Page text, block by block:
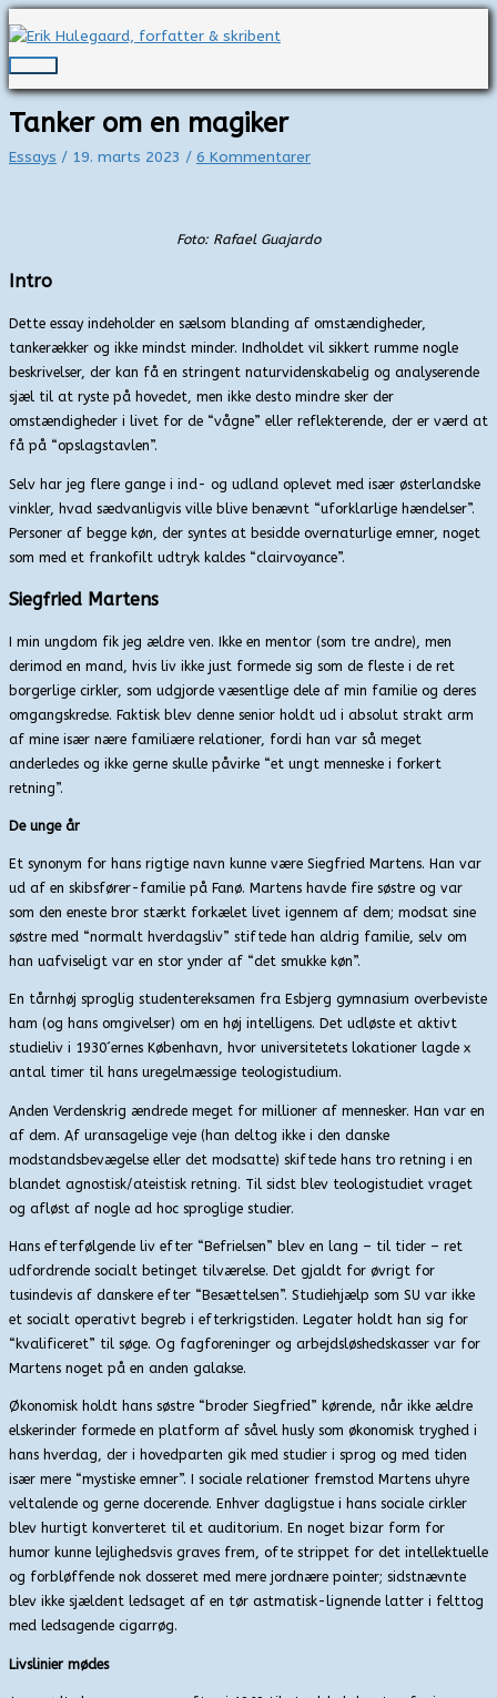
til
indholdet
Hovedmenu
Tanker om en magiker
Essays / 19. marts 2023 / 6 Kommentarer
Foto: Rafael Guajardo
Intro
Dette essay indeholder en sælsom blanding af omstændigheder,
tankerækker og ikke mindst minder. Indholdet vil sikkert rumme nogle
beskrivelser, der kan få en stringent naturvidenskabelig og analyserende
sjæl til at ryste på hovedet, men ikke desto mindre sker der
omstændigheder i livet for de “vågne” eller reflekterende, der er værd at
få på “opslagstavlen”.
Selv har jeg flere gange i ind- og udland oplevet med især østerlandske
vinkler, hvad sædvanligvis ville blive benævnt “uforklarlige hændelser”.
Personer af begge køn, der syntes at besidde overnaturlige emner, noget
som med et frankofilt udtryk kaldes “clairvoyance”.
Siegfried Martens
I min ungdom fik jeg ældre ven. Ikke en mentor (som tre andre), men
derimod en mand, hvis liv ikke just formede sig som de fleste i de ret
borgerlige cirkler, som udgjorde væsentlige dele af min familie og deres
omgangskredse. Faktisk blev denne senior holdt ud i absolut strakt arm
af mine især nære familiære relationer, fordi han var så meget
anderledes og ikke gerne skulle påvirke “et ungt menneske i forkert
retning”.
De unge år
Et synonym for hans rigtige navn kunne være Siegfried Martens. Han var
ud af en skibsfører-familie på Fanø. Martens havde fire søstre og var
som den eneste bror stærkt forkælet livet igennem af dem; modsat sine
søstre med “normalt hverdagsliv” stiftede han aldrig familie, selv om
han uafviseligt var en stor ynder af “det smukke køn”.
En tårnhøj sproglig studentereksamen fra Esbjerg gymnasium overbeviste
ham (og hans omgivelser) om en høj intelligens. Det udløste et aktivt
studieliv i 1930´ernes København, hvor universitetets lokationer lagde x
antal timer til hans uregelmæssige teologistudium.
Anden Verdenskrig ændrede meget for millioner af mennesker. Han var en
af dem. Af uransagelige veje (han deltog ikke i den danske
modstandsbevægelse eller det modsatte) skiftede hans tro retning i en
blandet agnostisk/ateistisk retning. Til sidst blev teologistudiet vraget
og afløst af nogle ad hoc sproglige studier.
Hans efterfølgende liv efter “Befrielsen” blev en lang – til tider – ret
udfordrende socialt betinget tilværelse. Det gjaldt for øvrigt for
tusindevis af danskere efter “Besættelsen”. Studiehjælp som SU var ikke
et socialt operativt begreb i efterkrigstiden. Legater holdt han sig for
“kvalificeret” til søge. Og fagforeninger og arbejdsløshedskasser var for
Martens noget på en anden galakse.
Økonomisk holdt hans søstre “broder Siegfried” kørende, når ikke ældre
elskerinder formede en platform af såvel husly som økonomisk tryghed i
hans hverdag, der i hovedparten gik med studier i sprog og med tiden
især mere “mystiske emner”. I sociale relationer fremstod Martens uhyre
veltalende og gerne docerende. Enhver dagligstue i hans sociale cirkler
blev hurtigt konverteret til et auditorium. En noget bizar form for
humor kunne lejlighedsvis graves frem, ofte strippet for det intellektuelle
og forbløffende nok dosseret med mere jordnære pointer; sidstnævnte
blev ikke sjældent ledsaget af en tør astmatisk-lignende latter i felttog
med ledsagende cigarrøg.
Livslinier mødes